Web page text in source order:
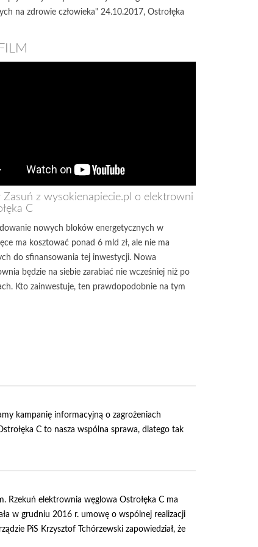
na zdrowie człowieka" 24.10.2017, Ostrołęka
FILM
Zasuń z wysokienapiecie.pl o elektrowni
C
nowych bloków energetycznych w
ma kosztować ponad 6 mld zł, ale nie ma
do sfinansowania tej inwestycji. Nowa
będzie na siebie zarabiać nie wcześniej niż po
Kto zainwestuje, ten prawdopodobnie na tym
kampanię informacyjną o zagrożeniach
C to nasza wspólna sprawa, dlatego tak
Rzekuń elektrownia węglowa Ostrołęka C ma
w grudniu 2016 r. umowę o wspólnej realizacji
PiS Krzysztof Tchórzewski zapowiedział, że